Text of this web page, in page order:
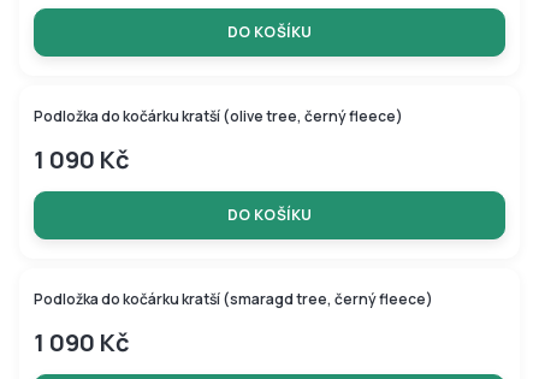
DO KOŠÍKU
Podložka do kočárku kratší (olive tree, černý fleece)
1 090 Kč
DO KOŠÍKU
Podložka do kočárku kratší (smaragd tree, černý fleece)
1 090 Kč